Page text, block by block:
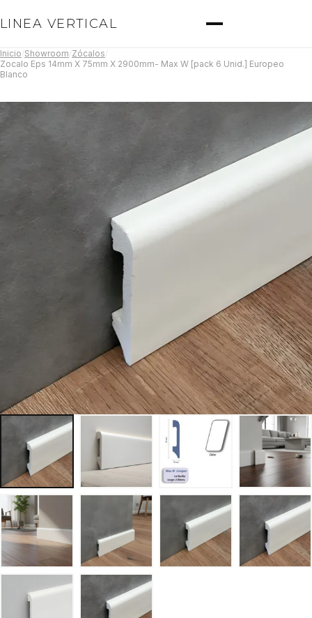
LINEA VERTICAL
Inicio Showroom Zócalos
Zocalo Eps 14mm X 75mm X 2900mm- Max W [pack 6 Unid.] Europeo
Blanco